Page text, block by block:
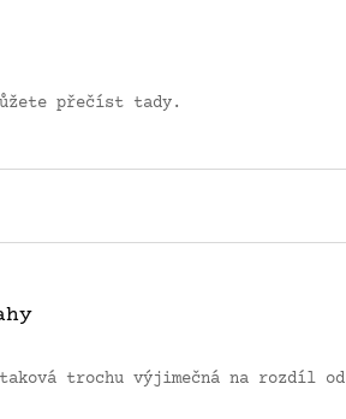
přečíst tady.
trochu výjimečná na rozdíl od